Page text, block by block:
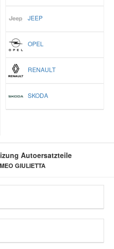
JEEP
OPEL
RENAULT
SKODA
Autoersatzteile
GIULIETTA